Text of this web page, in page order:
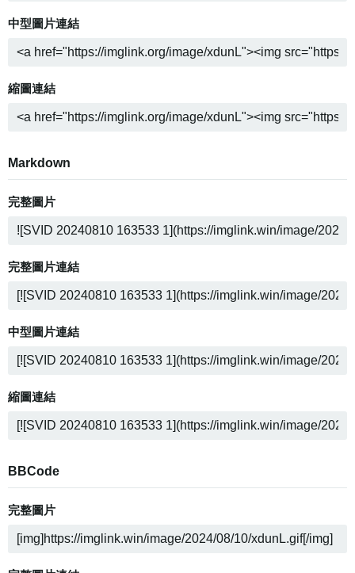
中型圖片連結
縮圖連結
Markdown
完整圖片
完整圖片連結
中型圖片連結
縮圖連結
BBCode
完整圖片